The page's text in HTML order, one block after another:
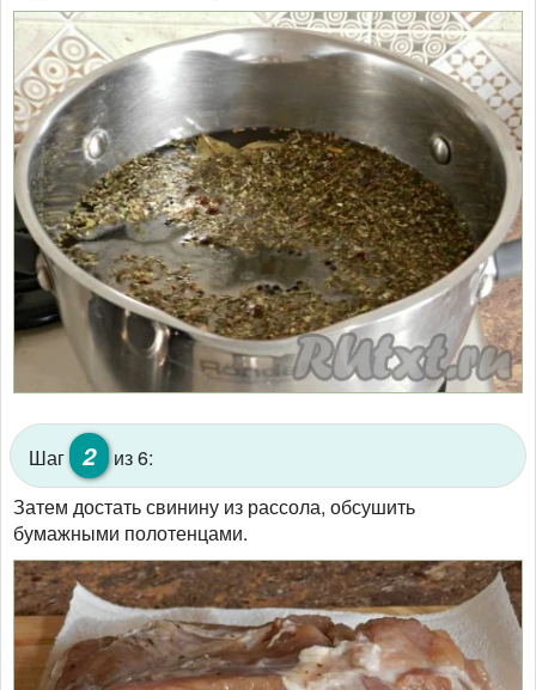
Шаг 2
из 6:
Затем достать свинину из рассола, обсушить
бумажными полотенцами.